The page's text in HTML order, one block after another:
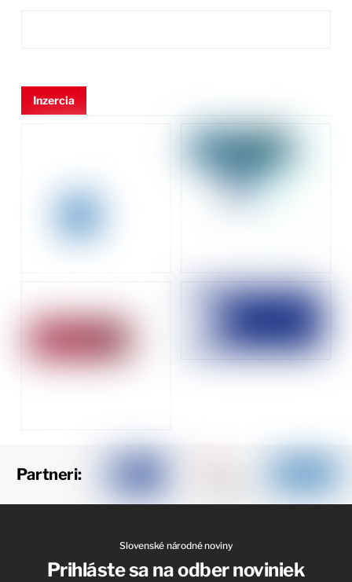
Inzercia
Partneri:
Slovenské národné noviny
Prihláste sa na odber noviniek